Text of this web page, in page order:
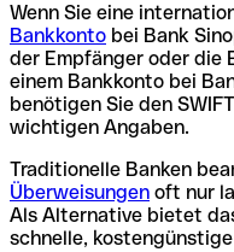
Wenn Sie eine
Bankkonto bei Bank
der Empfänger oder die
einem Bankkonto bei
benötigen Sie den
wichtigen Angaben.
Traditionelle Banken
Überweisungen oft nur
Als Alternative bietet
schnelle,